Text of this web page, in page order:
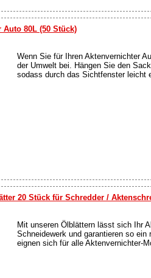
Auto 80L (50 Stück)
Wenn Sie für Ihren Aktenvernichter
der Umwelt bei. Hängen Sie den
sodass durch das Sichtfenster leicht
20 Stück für Schredder /
Mit unseren Ölblättern lässt sich Ihr
Schneidewerk und garantieren so
eignen sich für alle Aktenvernichter-